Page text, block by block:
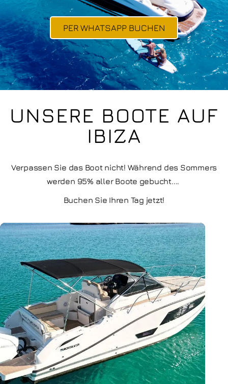
PER WHATSAPP BUCHEN
UNSERE BOOTE AUF
IBIZA
Verpassen Sie das Boot nicht! Während des Sommers
werden 95% aller Boote gebucht....
Buchen Sie Ihren Tag jetzt!